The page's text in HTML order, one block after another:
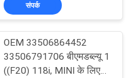
संपर्क
OEM 33506864452
33506791706 बीएमडब्ल्यू 1
((F20) 118i, MINI के लिए